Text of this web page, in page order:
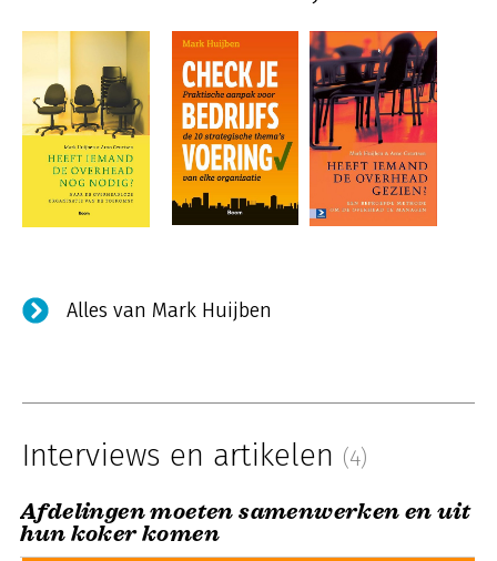
Alles van Mark Huijben
Interviews en artikelen (4)
Afdelingen moeten samenwerken en uit
hun koker komen